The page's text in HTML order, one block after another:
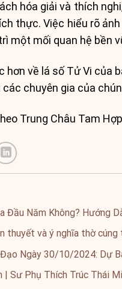
hóa giải và thích
thực. Việc hiểu rõ
một mối quan hệ bền
hơn về lá số Tử Vi của
các chuyên gia của
Trung Châu Tam
Đầu Năm Không? Hướng
thuyết và ý nghĩa thờ
Ngày 30/10/2024: Dự
| Sư Phụ Thích Trúc Thái